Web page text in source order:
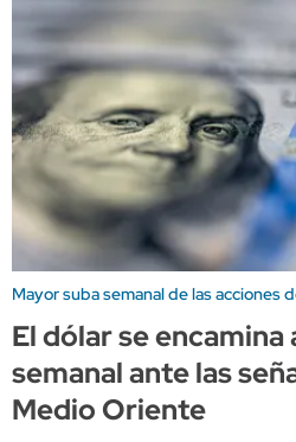
Mayor suba semanal de las acciones
El dólar se encamina
semanal ante las
Medio Oriente